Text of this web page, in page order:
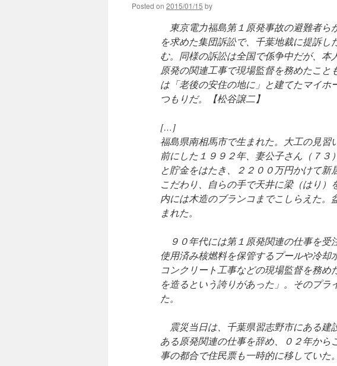
Posted on 2015/01/15 by
東京電力福島第１原発事故の避難者ら
を求めた集団訴訟で、千葉地裁に提訴
む。同様の訴訟は全国で係争中だが、本
原発の関連工事で現場監督を務めたこと
は「老後の安住の地に」と建てたマイホ
つもりだ。【松谷譲二】
[…]
福島県南相馬市で生まれた。大工の見
前にした１９９２年、妻公子さん（７３
と貯金をはたき、２２００万円かけて
こだわり、自らの手で天井に梁（はり
内には木造のブランコまでこしらえた
まれた。
９０年代には第１原発関連の仕事を受
使用済み核燃料を保管するプールや冷
コンクリート工事などの現場監督を務
を造るという誇りがあった」。そのプ
た。
震災当日は、千葉県習志野市にある建
ある原発関連の仕事を辞め、０２年か
事の都合で住民票も一時的に移していた。